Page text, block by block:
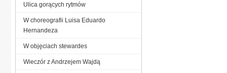
Ulica gorących rytmów
W choreografii Luisa Eduardo
Hernandeza
W objęciach stewardes
Wieczór z Andrzejem Wajdą